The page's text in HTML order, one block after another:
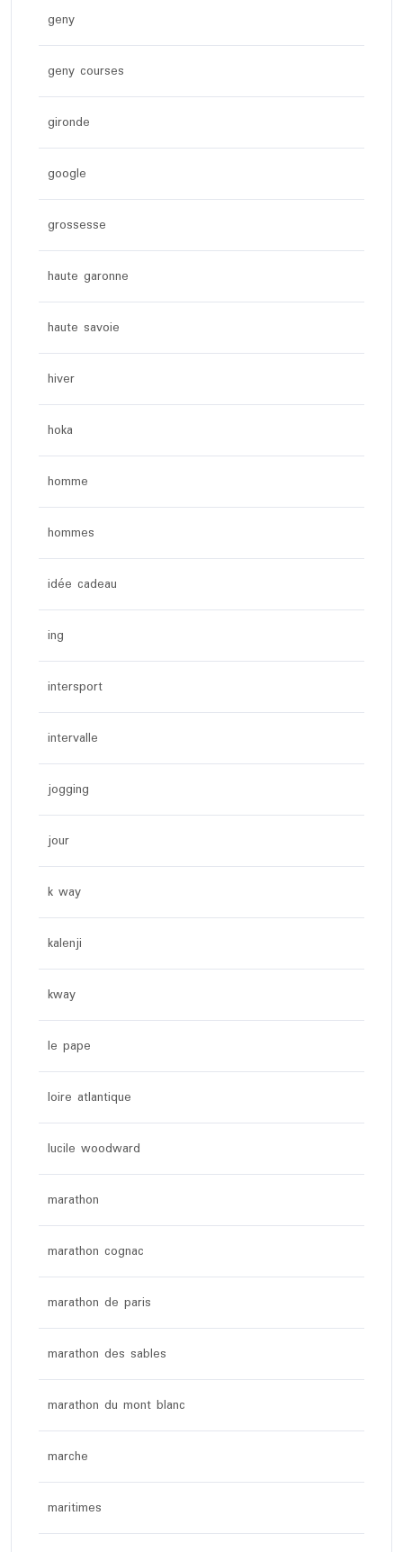
geny
geny courses
gironde
google
grossesse
haute garonne
haute savoie
hiver
hoka
homme
hommes
idée cadeau
ing
intersport
intervalle
jogging
jour
k way
kalenji
kway
le pape
loire atlantique
lucile woodward
marathon
marathon cognac
marathon de paris
marathon des sables
marathon du mont blanc
marche
maritimes